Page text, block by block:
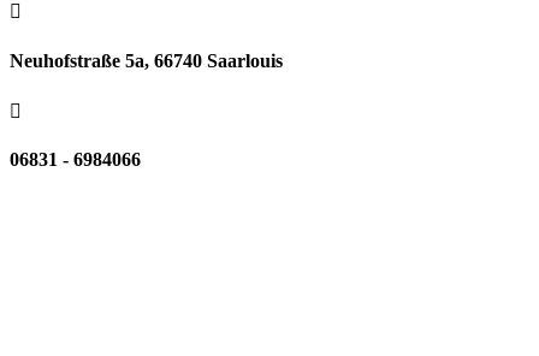

Neuhofstraße 5a, 66740 Saarlouis

06831 - 6984066